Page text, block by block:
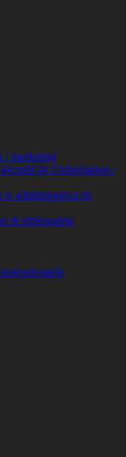
/ marketing
de l’information /
et administration de
& philosophie